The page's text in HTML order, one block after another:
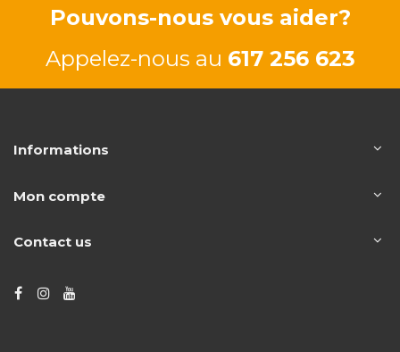
Pouvons-nous vous aider?
Appelez-nous au 617 256 623
Informations
Mon compte
Contact us